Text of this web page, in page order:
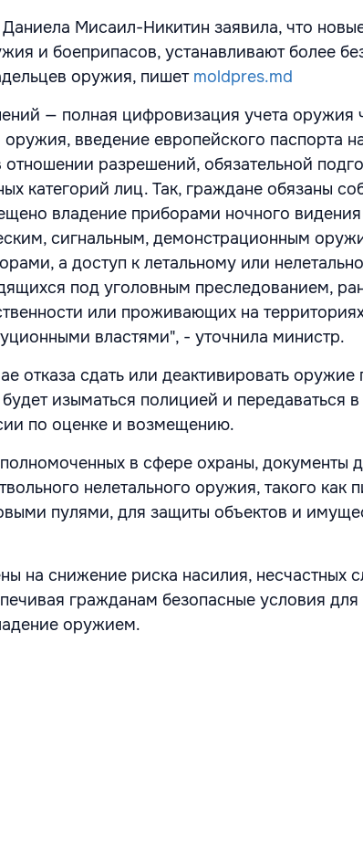
Мисаил-Никитин заявила, что
и боеприпасов, устанавливают более
оружия, пишет moldpres.md
— полная цифровизация учета оружия
оружия, введение европейского паспорта
разрешений, обязательной
категорий лиц. Так, граждане обязаны
владение приборами ночного
сигнальным, демонстрационным
а доступ к летальному или
под уголовным преследованием,
или проживающих на
властями", - уточнила министр.
отказа сдать или деактивировать оружие
изыматься полицией и передаваться
по оценке и возмещению.
в сфере охраны, документы
нелетального оружия, такого как
пулями, для защиты объектов и
на снижение риска насилия, несчастных
гражданам безопасные условия
оружием.